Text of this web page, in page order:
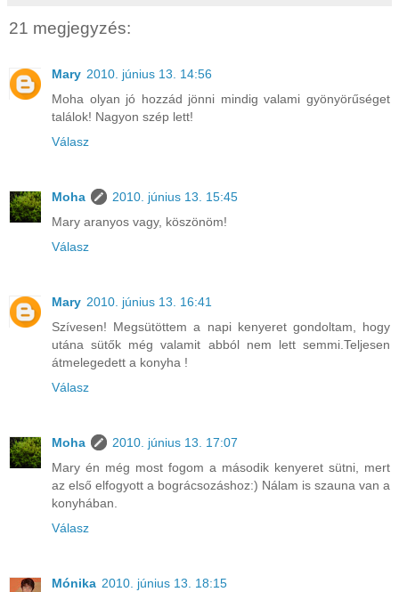
21 megjegyzés:
Mary 2010. június 13. 14:56
Moha olyan jó hozzád jönni mindig valami gyönyörűséget
találok! Nagyon szép lett!
Válasz
Moha
2010. június 13. 15:45
Mary aranyos vagy, köszönöm!
Válasz
Mary 2010. június 13. 16:41
Szívesen! Megsütöttem a napi kenyeret gondoltam, hogy
utána sütők még valamit abból nem lett semmi.Teljesen
átmelegedett a konyha !
Válasz
Moha
2010. június 13. 17:07
Mary én még most fogom a második kenyeret sütni, mert
az első elfogyott a bográcsozáshoz:) Nálam is szauna van a
konyhában.
Válasz
Mónika 2010. június 13. 18:15